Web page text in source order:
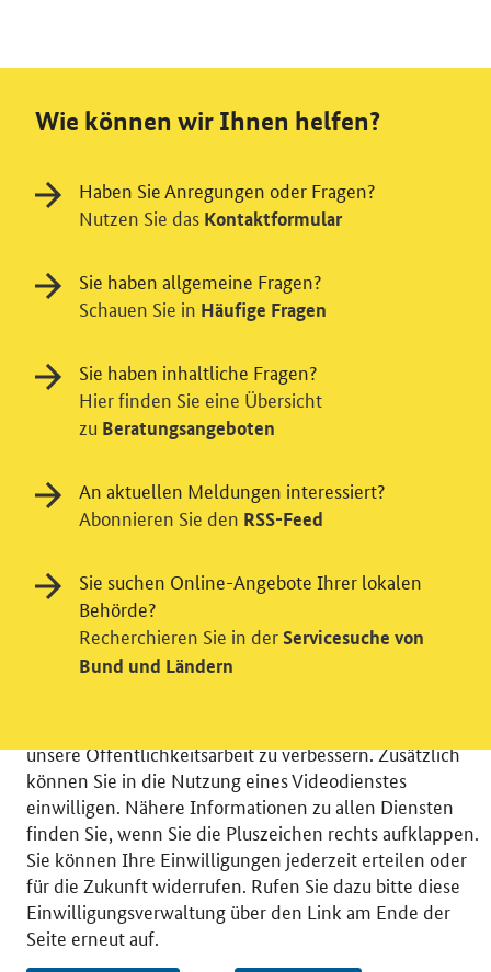
© 2026 Bundesministerium für Wirtschaft und Energie
RSS
Benutzerhinweise
Inhaltsverzeichnis
Impressum
Barrierefreiheit
Datenschutz
Einwilligungsverwaltung
Einwilligung in Tracking und / oder
Videodienst
Wir bitten Sie an dieser Stelle um Ihre Einwilligung für
verschiedene Zusatzdienste unserer Webseite: Wir
unsere Öffentlichkeitsarbeit zu verbessern. Zusätzlich
können Sie in die Nutzung eines Videodienstes
einwilligen. Nähere Informationen zu allen Diensten
finden Sie, wenn Sie die Pluszeichen rechts aufklappen.
Sie können Ihre Einwilligungen jederzeit erteilen oder
für die Zukunft widerrufen. Rufen Sie dazu bitte diese
Einwilligungsverwaltung über den Link am Ende der
Seite erneut auf.
Wie können wir Ihnen helfen?
Haben Sie Anregungen oder Fragen?
Nutzen Sie das Kontaktformular
Sie haben allgemeine Fragen?
Schauen Sie in Häufige Fragen
Sie haben inhaltliche Fragen?
Hier finden Sie eine Übersicht
zu Beratungsangeboten
An aktuellen Meldungen interessiert?
Abonnieren Sie den RSS-Feed
Sie suchen Online-Angebote Ihrer lokalen
Behörde?
Recherchieren Sie in der Servicesuche von
Bund und Ländern